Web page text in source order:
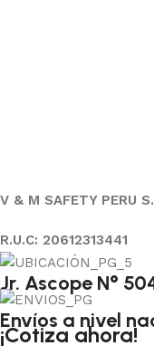
V & M SAFETY PERU
R.U.C: 20612313441
Jr. Ascope N°
Envíos a nivel
¡Cotiza ahora!